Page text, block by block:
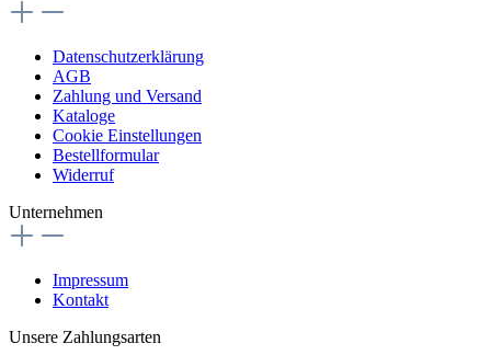
Datenschutzerklärung
AGB
Zahlung und Versand
Kataloge
Cookie Einstellungen
Bestellformular
Widerruf
Unternehmen
Impressum
Kontakt
Unsere Zahlungsarten